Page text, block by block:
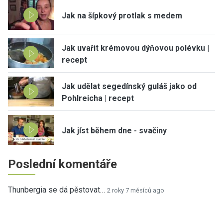
Jak na šípkový protlak s medem
Jak uvařit krémovou dýňovou polévku |
recept
Jak udělat segedínský guláš jako od
Pohlreicha | recept
Jak jíst během dne - svačiny
Poslední komentáře
Thunbergia se dá pěstovat… 2 roky 7 měsíců ago